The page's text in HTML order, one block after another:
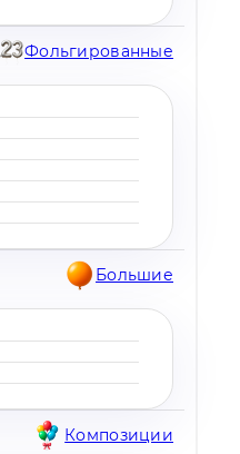
Фольгированные
Большие
Композиции